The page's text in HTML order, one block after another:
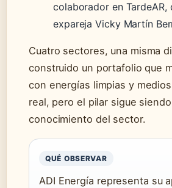
colaborador en
expareja Vicky Martín
Cuatro sectores, una misma
construido un portafolio que
con energías limpias y
real, pero el pilar sigue
conocimiento del sector.
QUÉ OBSERVAR
ADI Energía representa su